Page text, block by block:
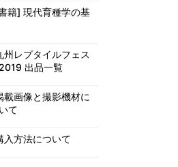
籍] 現代育種学の基
州レプタイルフェス
出品一覧
載画像と撮影機材に
て
入方法について